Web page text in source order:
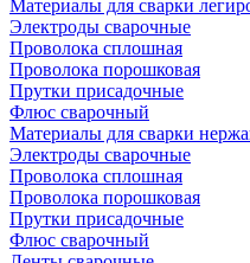
Материалы для сварки
Электроды сварочные
Проволока сплошная
Проволока порошковая
Прутки присадочные
Флюс сварочный
Материалы для сварки
Электроды сварочные
Проволока сплошная
Проволока порошковая
Прутки присадочные
Флюс сварочный